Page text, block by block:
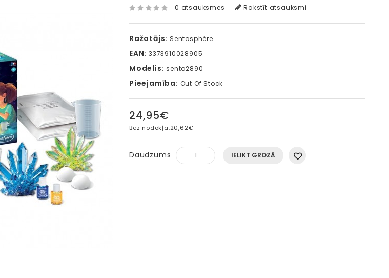
0 atsauksmes Rakstīt atsauksmi
Ražotājs: Sentosphère
EAN: 3373910028905
Modelis: sento2890
Pieejamība: Out Of Stock
24,95€
Bez nodokļa:20,62€
Daudzums IELIKT GROZĀ